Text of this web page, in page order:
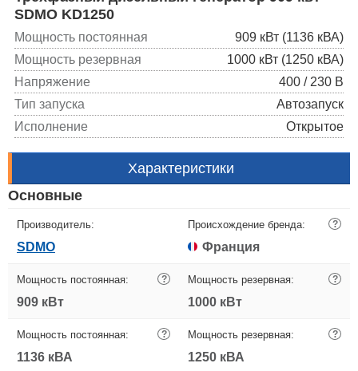
SDMO KD1250
Мощность постоянная
909 кВт (1136 кВА)
Мощность резервная
1000 кВт (1250 кВА)
Напряжение
400 / 230 В
Тип запуска
Автозапуск
Исполнение
Открытое
Характеристики
Основные
Производитель:
SDMO
Происхождение бренда: ?
Франция
Мощность постоянная: ?
909 кВт
Мощность резервная: ?
1000 кВт
Мощность постоянная: ?
1136 кВА
Мощность резервная: ?
1250 кВА